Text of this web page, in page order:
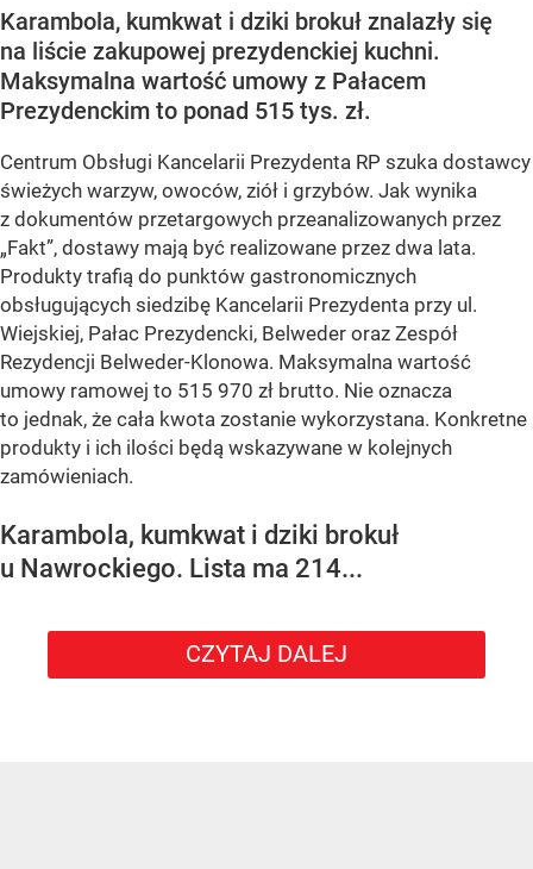
Karambola, kumkwat i dziki brokuł znalazły się
na liście zakupowej prezydenckiej kuchni.
Maksymalna wartość umowy z Pałacem
Prezydenckim to ponad 515 tys. zł.
Centrum Obsługi Kancelarii Prezydenta RP szuka dostawcy
świeżych warzyw, owoców, ziół i grzybów. Jak wynika
z dokumentów przetargowych przeanalizowanych przez
„Fakt”, dostawy mają być realizowane przez dwa lata.
Produkty trafią do punktów gastronomicznych
obsługujących siedzibę Kancelarii Prezydenta przy ul.
Wiejskiej, Pałac Prezydencki, Belweder oraz Zespół
Rezydencji Belweder-Klonowa. Maksymalna wartość
umowy ramowej to 515 970 zł brutto. Nie oznacza
to jednak, że cała kwota zostanie wykorzystana. Konkretne
produkty i ich ilości będą wskazywane w kolejnych
zamówieniach.
Karambola, kumkwat i dziki brokuł
u Nawrockiego. Lista ma 214...
CZYTAJ DALEJ